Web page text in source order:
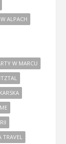
ALPACH
W MARCU
TRAVEL